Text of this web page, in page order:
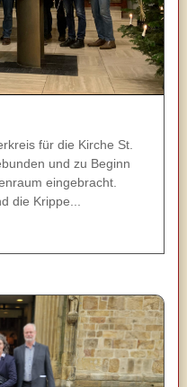
für die Kirche St.
und zu Beginn
eingebracht.
die Krippe...